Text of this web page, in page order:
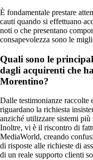
È fondamentale prestare
cauti quando si effettuano
noti o che presentano
consapevolezza sono le
Quali sono le
dagli acquirenti che
Morentino?
Dalle testimonianze
riguardano la richiesta
anziché utilizzare sistemi
Inoltre, vi è il riscontro di
MediaWorld, creando
di risposte alle richieste di
di un reale supporto clienti